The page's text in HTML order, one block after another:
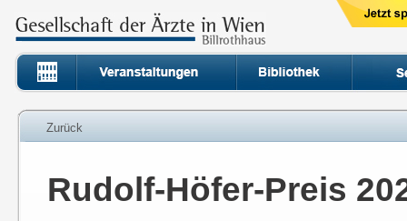
Zurück
Rudolf-Höfer-Preis